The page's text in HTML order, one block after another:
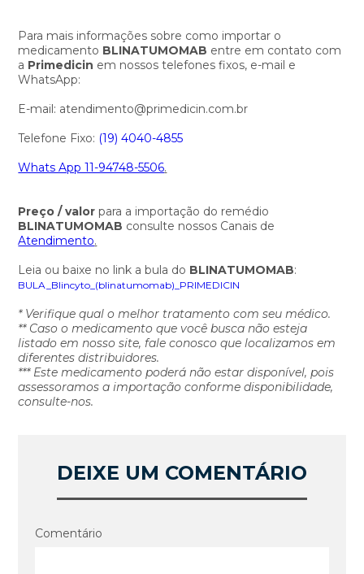
Para mais informações sobre como importar o
medicamento BLINATUMOMAB entre em contato com
a Primedicin em nossos telefones fixos, e-mail e
WhatsApp:
E-mail: atendimento@primedicin.com.br
Telefone Fixo: (19) 4040-4855
Whats App 11-94748-5506.
Preço / valor para a importação do remédio
BLINATUMOMAB consulte nossos Canais de
Atendimento.
Leia ou baixe no link a bula do BLINATUMOMAB:
BULA_Blincyto_(blinatumomab)_PRIMEDICIN
* Verifique qual o melhor tratamento com seu médico.
** Caso o medicamento que você busca não esteja
listado em nosso site, fale conosco que localizamos em
diferentes distribuidores.
*** Este medicamento poderá não estar disponível, pois
assessoramos a importação conforme disponibilidade,
consulte-nos.
DEIXE UM COMENTÁRIO
Comentário